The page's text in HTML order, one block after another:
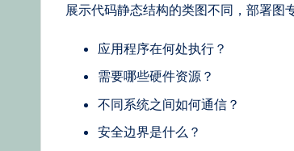
展示代码静态结构的类图不同，部署图
应用程序在何处执行？
需要哪些硬件资源？
不同系统之间如何通信？
安全边界是什么？